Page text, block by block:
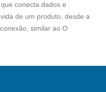
conecta dados e
de um produto, desde a
similar ao O